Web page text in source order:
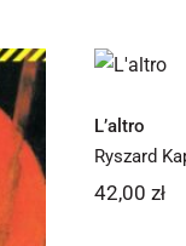
L’altro
Ryszard
42,00 zł